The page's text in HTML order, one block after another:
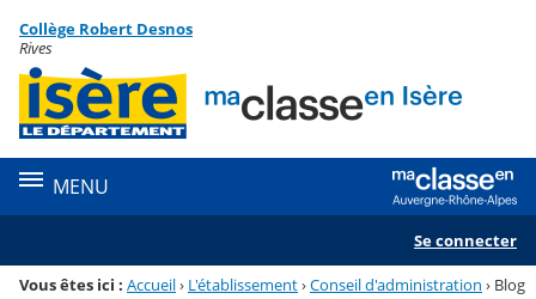
Menu de la rubrique
Contenu
Collège Robert Desnos
Rives
MENU
Se connecter
Vous êtes ici : Accueil› L'établissement›Conseil d'administration › Blog